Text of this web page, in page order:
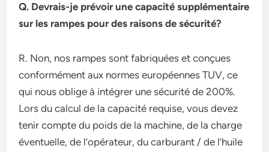
Q. Devrais-je prévoir une capacité supplémentaire
sur les rampes pour des raisons de sécurité?
R. Non, nos rampes sont fabriquées et conçues
conformément aux normes européennes TUV, ce
qui nous oblige à intégrer une sécurité de 200%.
Lors du calcul de la capacité requise, vous devez
tenir compte du poids de la machine, de la charge
éventuelle, de l’opérateur, du carburant / de l’huile